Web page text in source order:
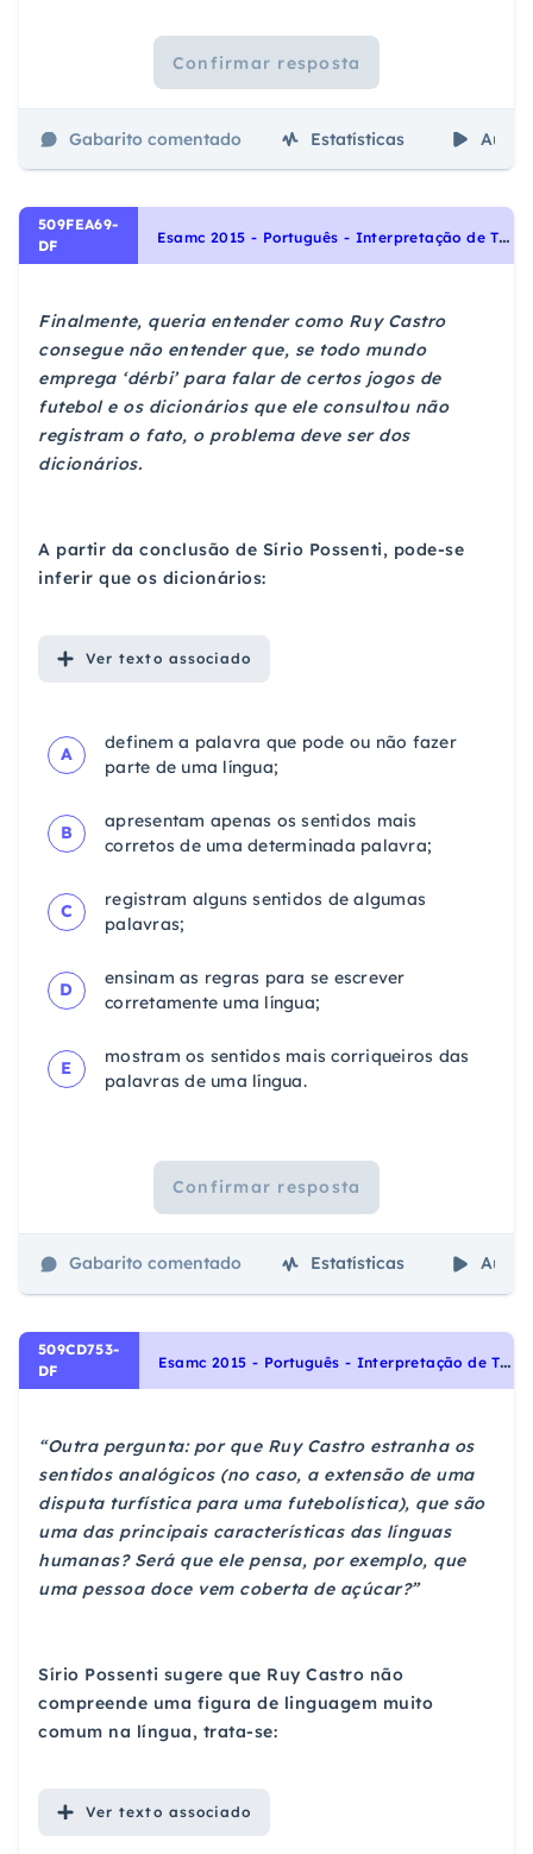
Confirmar resposta
Gabarito comentado Estatísticas Aulas
509FEA69-
DF
E
samc 2015 - Português - Interpretação de Textos, Noções Gerais de Compreensão e Interpretação de Texto
Finalmente, queria entender como Ruy Castro
consegue não entender que, se todo mundo
emprega ‘dérbi’ para falar de certos jogos de
futebol e os dicionários que ele consultou não
registram o fato, o problema deve ser dos
dicionários.
A partir da conclusão de Sírio Possenti, pode-se
inferir que os dicionários:
Ver texto associado
A
definem a palavra que pode ou não fazer
parte de uma língua;
B
apresentam apenas os sentidos mais
corretos de uma determinada palavra;
C
registram alguns sentidos de algumas
palavras;
D
ensinam as regras para se escrever
corretamente uma língua;
E
mostram os sentidos mais corriqueiros das
palavras de uma língua.
Confirmar resposta
Gabarito comentado Estatísticas Aulas
509CD753-
DF
E
samc 2015 - Português - Interpretação de Textos, Figuras de Linguagem
“Outra pergunta: por que Ruy Castro estranha os
sentidos analógicos (no caso, a extensão de uma
disputa turfística para uma futebolística), que são
uma das principais características das línguas
humanas? Será que ele pensa, por exemplo, que
uma pessoa doce vem coberta de açúcar?”
Sírio Possenti sugere que Ruy Castro não
compreende uma figura de linguagem muito
comum na língua, trata-se:
Ver texto associado